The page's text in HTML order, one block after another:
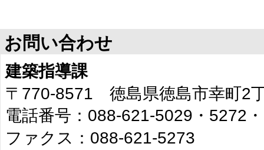
お問い合わせ
建築指導課
〒770-8571 徳島県徳島市幸町2
電話番号：088-621-5029・5272
ファクス：088-621-5273